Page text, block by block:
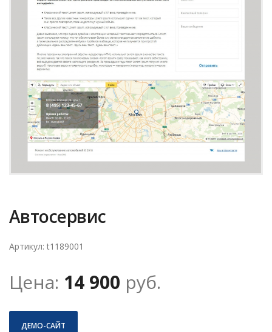
Автосервис
Артикул: t1189001
Цена: 14 900 руб.
ДЕМО-САЙТ